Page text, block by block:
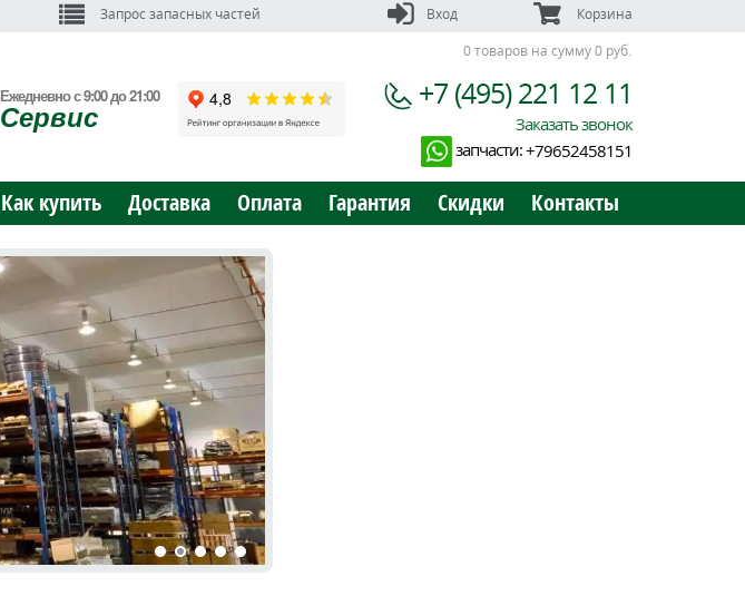
Запрос запасных частей
Корзина
0 товаров на сумму 0 руб.
Вход
Ежедневно с 9:00 до 21:00
Сервис
+7 (495) 221 12 11
Заказать звонок
запчасти:+79652458151
Как купить Доставка Оплата Гарантия Скидки Контакты